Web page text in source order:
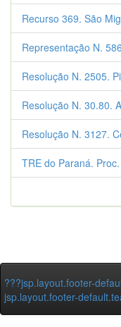
Recurso 369. São
Representação N.
Resolução N. 2505.
Resolução N. 30.80.
Resolução N. 3127.
TRE do Paraná.
???jsp.layout.footer-
jsp.layout.footer-